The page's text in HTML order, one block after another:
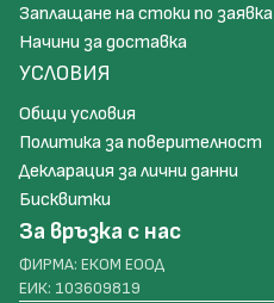
Заплащане на стоки по заявка
Начини за доставка
УСЛОВИЯ
Общи условия
Политика за поверителност
Декларация за лични данни
Бисквитки
За връзка с нас
ФИРМА: ЕКОМ ЕООД
ЕИК: 103609819